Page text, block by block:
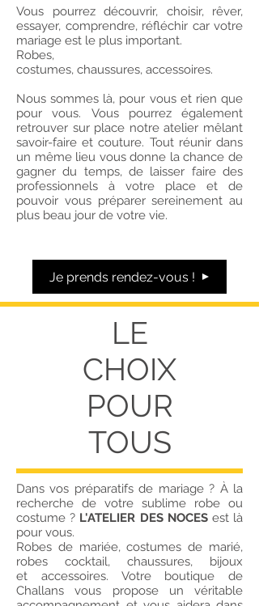
Vous pourrez découvrir, choisir, rêver,
essayer, comprendre, réfléchir car votre
mariage est le plus important.
Robes,
costumes, chaussures, accessoires.
Nous sommes là, pour vous et rien que
pour vous. Vous pourrez également
retrouver sur place notre atelier mêlant
savoir-faire et couture. Tout réunir dans
un même lieu vous donne la chance de
gagner du temps, de laisser faire des
professionnels à votre place et de
pouvoir vous préparer sereinement au
plus beau jour de votre vie.
Je prends rendez-vous !
LE
CHOIX
POUR
TOUS
Dans vos préparatifs de mariage ? À la
recherche de votre sublime robe ou
costume ? L'ATELIER DES NOCES est là
pour vous.
Robes de mariée, costumes de marié,
robes cocktail, chaussures, bijoux
et accessoires. Votre boutique de
Challans vous propose un véritable